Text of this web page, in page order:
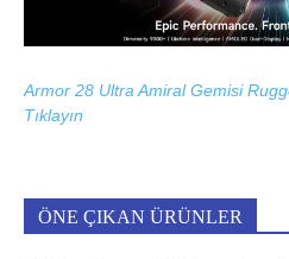
Armor 28 Ultra Amiral Gemisi
Tıklayın
ÖNE ÇIKAN ÜRÜNLER